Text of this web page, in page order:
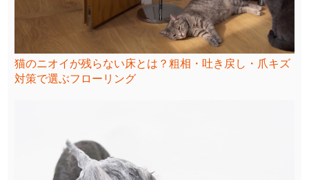
猫のニオイが残らない床とは？粗相・吐き戻し・爪キズ
対策で選ぶフローリング